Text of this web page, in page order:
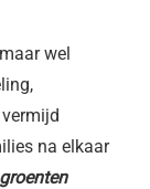
wel
na elkaar
groenten